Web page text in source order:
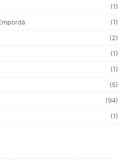
(1)
(1)
(2)
(1)
(1)
(5)
(94)
(1)